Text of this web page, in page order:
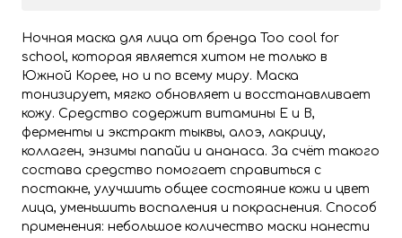
Ночная маска для лица от бренда Too cool for
school, которая является хитом не только в
Южной Корее, но и по всему миру. Маска
тонизирует, мягко обновляет и восстанавливает
кожу. Средство содержит витамины Е и В,
ферменты и экстракт тыквы, алоэ, лакрицу,
коллаген, энзимы папайи и ананаса. За счёт такого
состава средство помогает справиться с
постакне, улучшить общее состояние кожи и цвет
лица, уменьшить воспаления и покраснения. Способ
применения: небольшое количество маски нанести